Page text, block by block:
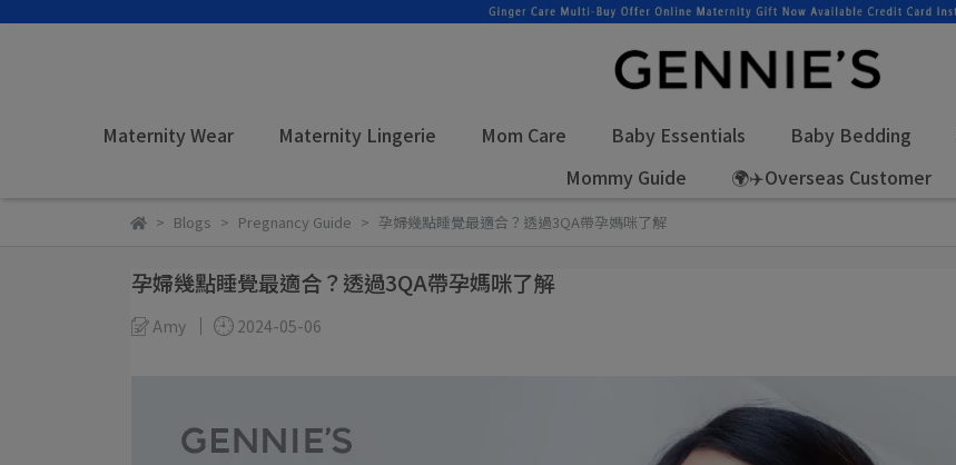
Maternity Wear Maternity Lingerie Mom Care Baby Essentials Baby Bedding
Mommy Guide
🌍✈️Overseas Customer
Blogs Pregnancy Guide 孕婦幾點睡覺最適合？透過3QA帶孕媽咪了解
孕婦幾點睡覺最適合？透過3QA帶孕媽咪了解
Amy 2024-05-06